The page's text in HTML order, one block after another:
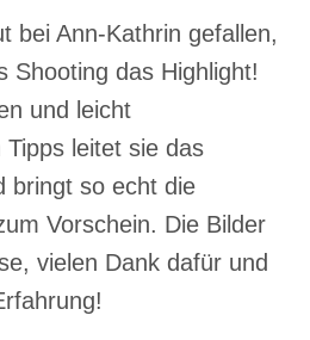
bei Ann-Kathrin gefallen,
Shooting das Highlight!
und leicht
leitet sie das
bringt so echt die
Vorschein. Die Bilder
vielen Dank dafür und